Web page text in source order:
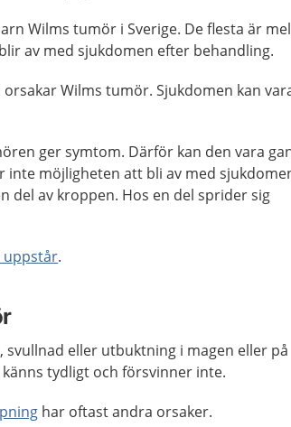
Wilms tumör i Sverige. De flesta är
av med sjukdomen efter behandling.
Wilms tumör. Sjukdomen kan
ger symtom. Därför kan den vara
möjligheten att bli av med
del av kroppen. Hos en del sprider sig
uppstår.
eller utbuktning i magen eller på
tydligt och försvinner inte.
har oftast andra orsaker.